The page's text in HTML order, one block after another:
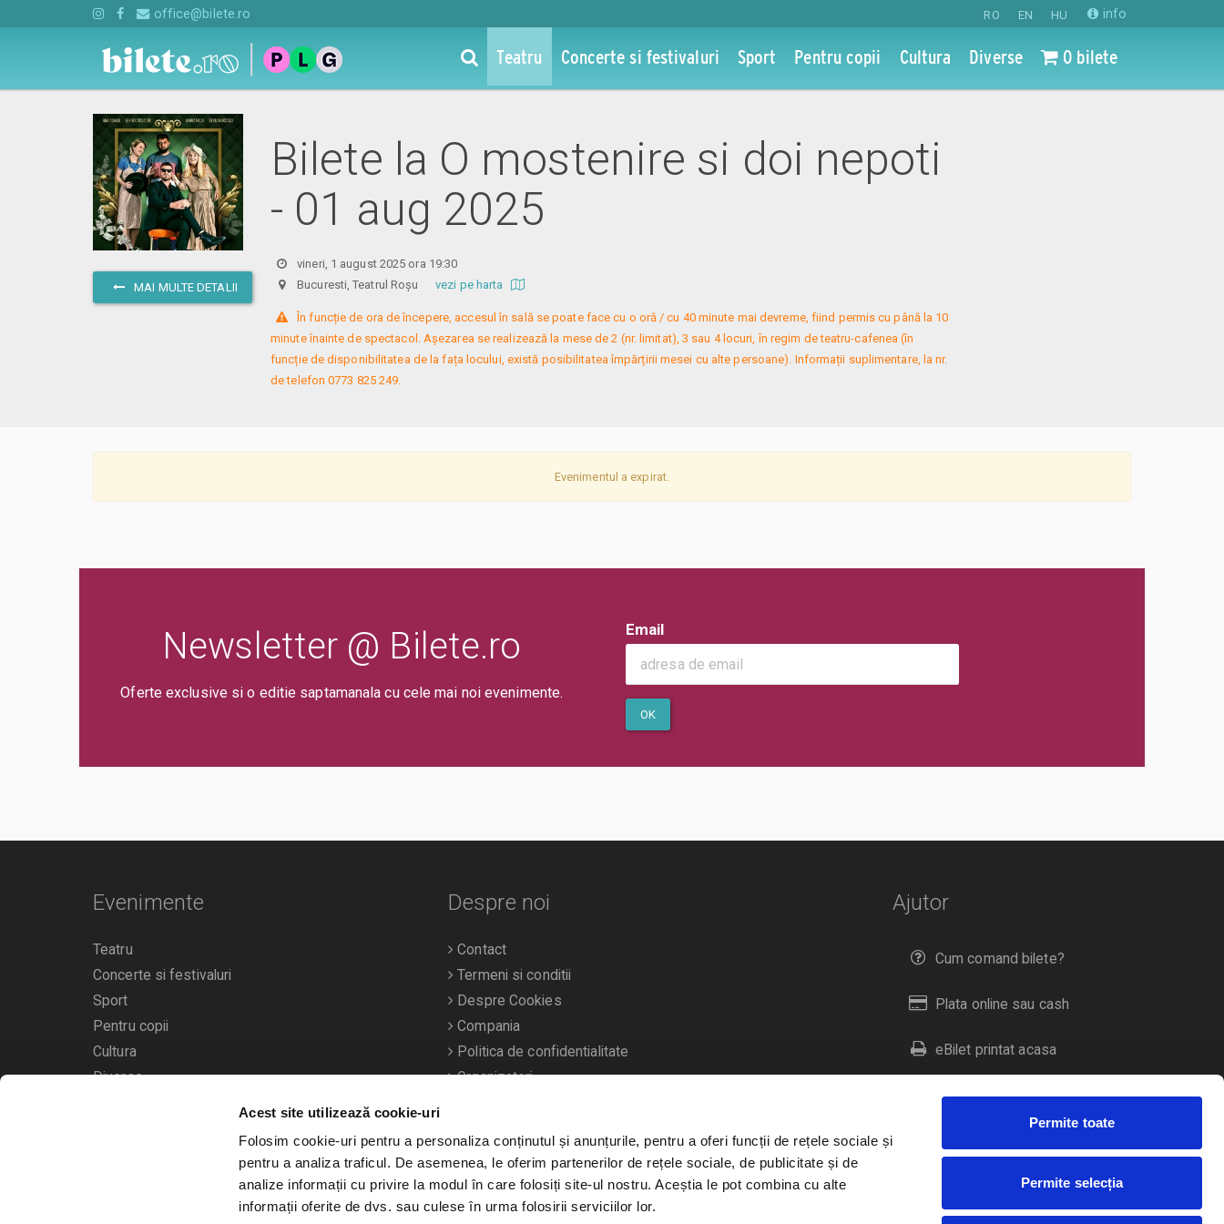
Acest site utilizează cookie-uri
Folosim cookie-uri pentru a personaliza conținutul și anunțurile, pentru a oferi funcții de rețele sociale și
pentru a analiza traficul. De asemenea, le oferim partenerilor de rețele sociale, de publicitate și de
analize informații cu privire la modul în care folosiți site-ul nostru. Aceștia le pot combina cu alte
informații oferite de dvs. sau culese în urma folosirii serviciilor lor.
Permite toate
Permite selecția
RO EN HU info
office@bilete.ro
Teatru Concerte si festivaluri Sport Pentru copii Cultura Diverse 0 bilete
MAI MULTE DETALII
Bilete la O mostenire si doi nepoti
- 01 aug 2025
vineri, 1 august 2025 ora 19:30
Bucuresti, Teatrul Roșu vezi pe harta
În funcție de ora de începere, accesul în sală se poate face cu o oră / cu 40 minute mai devreme, fiind permis cu până la 10
minute înainte de spectacol. Așezarea se realizează la mese de 2 (nr. limitat), 3 sau 4 locuri, în regim de teatru-cafenea (în
funcție de disponibilitatea de la fața locului, există posibilitatea împărțirii mesei cu alte persoane). Informații suplimentare, la nr.
de telefon 0773 825 249.
Evenimentul a expirat.
Newsletter @ Bilete.ro
Oferte exclusive si o editie saptamanala cu cele mai noi evenimente.
Email
OK
Ajutor
Cum comand bilete?
Plata online sau cash
eBilet printat acasa
Livrare prin curier
Duplicare bilete
Evenimente
Teatru
Concerte si festivaluri
Sport
Pentru copii
Cultura
Diverse
Calendarul evenimentelor
Despre noi
Contact
Termeni si conditii
Despre Cookies
Compania
Politica de confidentialitate
Organizatori